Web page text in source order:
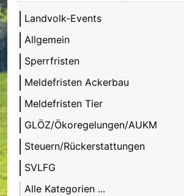
Landvolk-Events
Allgemein
Sperrfristen
Meldefristen Ackerbau
Meldefristen Tier
GLÖZ/Ökoregelungen/AUKM
Steuern/Rückerstattungen
SVLFG
Alle Kategorien ...